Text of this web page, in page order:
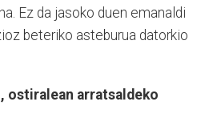
Ez da jasoko duen emanaldi
beteriko asteburua datorkio
ostiralean arratsaldeko